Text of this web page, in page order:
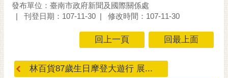
發布單位：臺南市政府新聞及國際關係處
刊登日期：107-11-30
修改時間：107-11-30
回上一頁 回最上面
林百貨87歲生日摩登大遊行 展...